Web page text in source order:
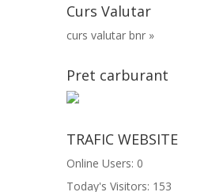
Curs Valutar
curs valutar bnr »
Pret carburant
TRAFIC WEBSITE
Online Users: 0
Today's Visitors: 153